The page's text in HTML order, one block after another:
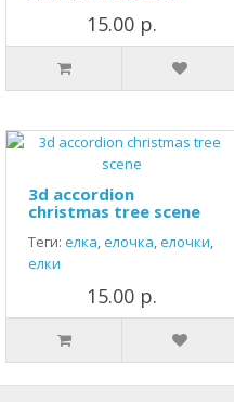
15.00 р.
3d accordion
christmas tree scene
Теги: елка,елочка,елочки,
елки
15.00 р.